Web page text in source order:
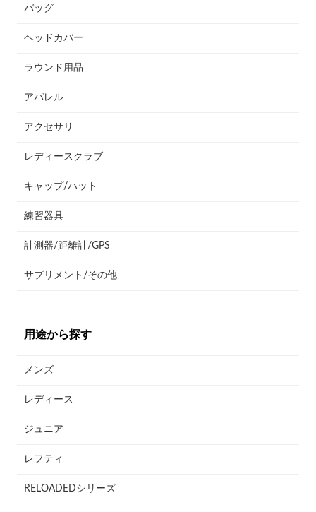
バッグ
ヘッドカバー
ラウンド用品
アパレル
アクセサリ
レディースクラブ
キャップ/ハット
練習器具
計測器/距離計/GPS
サプリメント/その他
用途から探す
メンズ
レディース
ジュニア
レフティ
RELOADEDシリーズ